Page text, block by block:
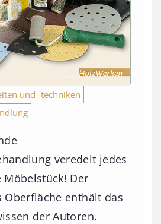
und -techniken
veredelt jedes
Möbelstück! Der
Oberfläche enthält das
der Autoren.